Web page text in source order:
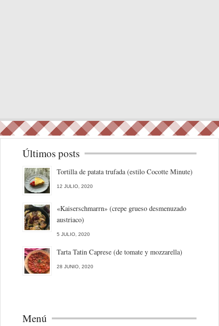
Últimos posts
Tortilla de patata trufada (estilo Cocotte Minute)
12 JULIO, 2020
«Kaiserschmarrn» (crepe grueso desmenuzado
austriaco)
5 JULIO, 2020
Tarta Tatin Caprese (de tomate y mozzarella)
28 JUNIO, 2020
Menú